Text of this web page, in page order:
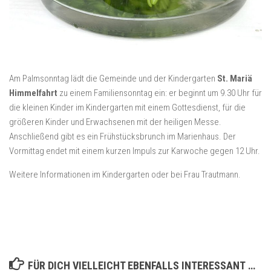
Am Palmsonntag lädt die Gemeinde und der Kindergarten St. Mariä
Himmelfahrt zu einem Familiensonntag ein: er beginnt um 9.30 Uhr für
die kleinen Kinder im Kindergarten mit einem Gottesdienst, für die
größeren Kinder und Erwachsenen mit der heiligen Messe.
Anschließend gibt es ein Frühstücksbrunch im Marienhaus. Der
Vormittag endet mit einem kurzen Impuls zur Karwoche gegen 12 Uhr.
Weitere Informationen im Kindergarten oder bei Frau Trautmann.
FÜR DICH VIELLEICHT EBENFALLS INTERESSANT …